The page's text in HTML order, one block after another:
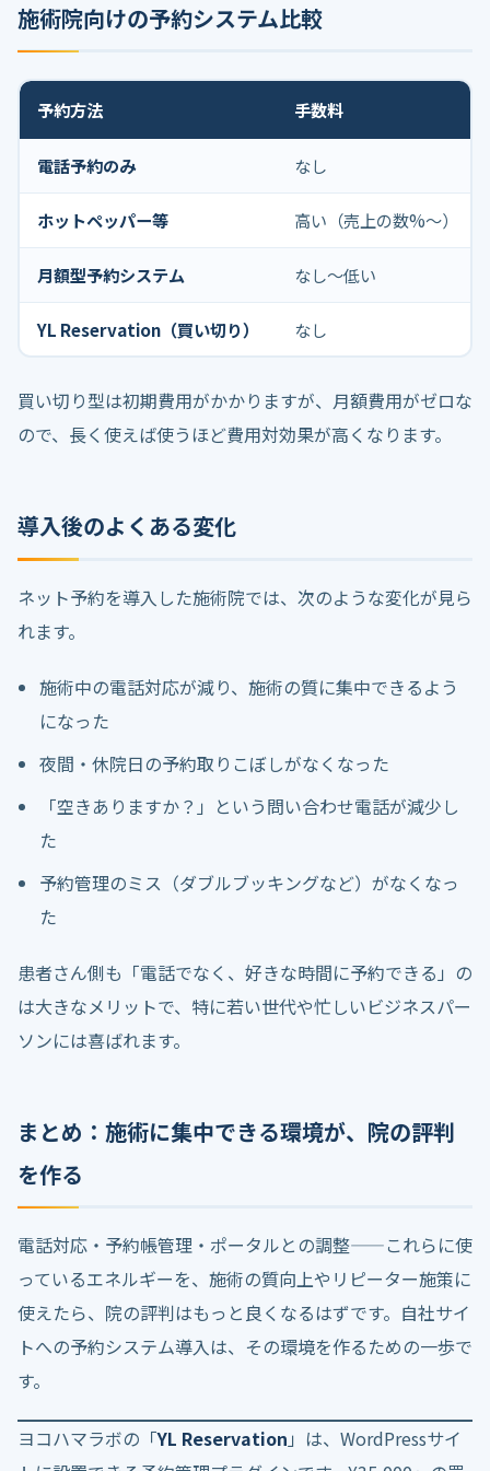
施術院向けの予約システム比較
予約方法 手数料
電話予約のみ なし
ホットペッパー等 高い（売上の数%〜）
月額型予約システム なし〜低い
YL Reservation（買い切り） なし
買い切り型は初期費用がかかりますが、月額費用がゼロな
ので、長く使えば使うほど費用対効果が高くなります。
導入後のよくある変化
ネット予約を導入した施術院では、次のような変化が見ら
れます。
施術中の電話対応が減り、施術の質に集中できるよう
になった
夜間・休院日の予約取りこぼしがなくなった
「空きありますか？」という問い合わせ電話が減少し
た
予約管理のミス（ダブルブッキングなど）がなくなっ
た
患者さん側も「電話でなく、好きな時間に予約できる」の
は大きなメリットで、特に若い世代や忙しいビジネスパー
ソンには喜ばれます。
まとめ：施術に集中できる環境が、院の評判
を作る
電話対応・予約帳管理・ポータルとの調整——これらに使
っているエネルギーを、施術の質向上やリピーター施策に
使えたら、院の評判はもっと良くなるはずです。自社サイ
トへの予約システム導入は、その環境を作るための一歩で
す。
ヨコハマラボの「YL Reservation 」は、WordPressサイ